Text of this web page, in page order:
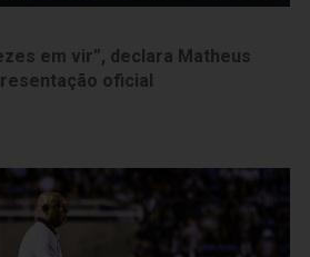
em vir”, declara Matheus
oficial